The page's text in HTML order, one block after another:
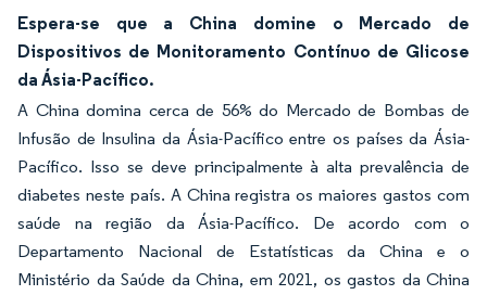
Espera-se que a China domine o Mercado de
Dispositivos de Monitoramento Contínuo de Glicose
da Ásia-Pacífico.
A China domina cerca de 56% do Mercado de Bombas de
Infusão de Insulina da Ásia-Pacífico entre os países da Ásia-
Pacífico. Isso se deve principalmente à alta prevalência de
diabetes neste país. A China registra os maiores gastos com
saúde na região da Ásia-Pacífico. De acordo com o
Departamento Nacional de Estatísticas da China e o
Ministério da Saúde da China, em 2021, os gastos da China